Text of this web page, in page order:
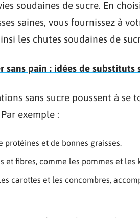
soudaines de sucre. En
saines, vous fournissez à
les chutes soudaines de
sans pain : idées de substituts
sans sucre poussent à se
exemple :
protéines et de bonnes graisses.
et fibres, comme les pommes et les
carottes et les concombres,